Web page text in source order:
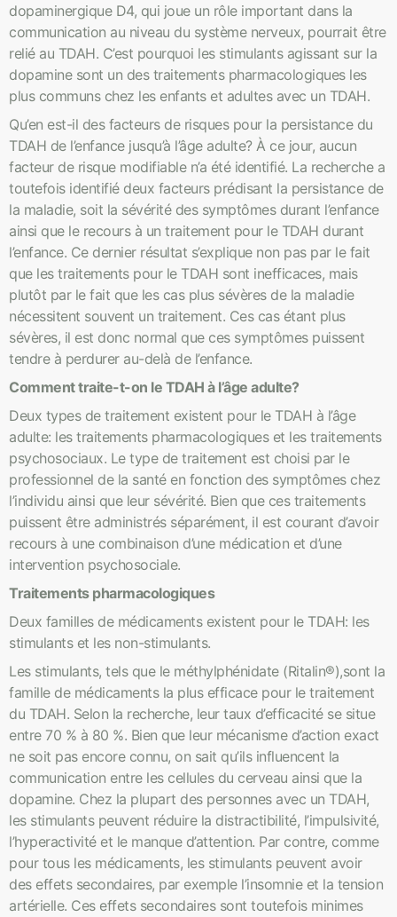
dopaminergique D4, qui joue un rôle important dans la
communication au niveau du système nerveux, pourrait être
relié au TDAH. C’est pourquoi les stimulants agissant sur la
dopamine sont un des traitements pharmacologiques les
plus communs chez les enfants et adultes avec un TDAH.
Qu’en est-il des facteurs de risques pour la persistance du
TDAH de l’enfance jusqu’à l’âge adulte? À ce jour, aucun
facteur de risque modifiable n’a été identifié. La recherche a
toutefois identifié deux facteurs prédisant la persistance de
la maladie, soit la sévérité des symptômes durant l’enfance
ainsi que le recours à un traitement pour le TDAH durant
l’enfance. Ce dernier résultat s’explique non pas par le fait
que les traitements pour le TDAH sont inefficaces, mais
plutôt par le fait que les cas plus sévères de la maladie
nécessitent souvent un traitement. Ces cas étant plus
sévères, il est donc normal que ces symptômes puissent
tendre à perdurer au-delà de l’enfance.
Comment traite-t-on le TDAH à l’âge adulte?
Deux types de traitement existent pour le TDAH à l’âge
adulte: les traitements pharmacologiques et les traitements
psychosociaux. Le type de traitement est choisi par le
professionnel de la santé en fonction des symptômes chez
l’individu ainsi que leur sévérité. Bien que ces traitements
puissent être administrés séparément, il est courant d’avoir
recours à une combinaison d’une médication et d’une
intervention psychosociale.
Traitements pharmacologiques
Deux familles de médicaments existent pour le TDAH: les
stimulants et les non-stimulants.
Les stimulants, tels que le méthylphénidate (Ritalin®),sont la
famille de médicaments la plus efficace pour le traitement
du TDAH. Selon la recherche, leur taux d’efficacité se situe
entre 70 % à 80 %. Bien que leur mécanisme d’action exact
ne soit pas encore connu, on sait qu’ils influencent la
communication entre les cellules du cerveau ainsi que la
dopamine. Chez la plupart des personnes avec un TDAH,
les stimulants peuvent réduire la distractibilité, l’impulsivité,
l’hyperactivité et le manque d’attention. Par contre, comme
pour tous les médicaments, les stimulants peuvent avoir
des effets secondaires, par exemple l’insomnie et la tension
artérielle. Ces effets secondaires sont toutefois minimes